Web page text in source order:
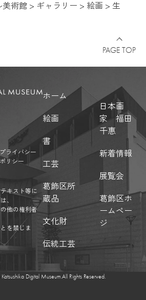
美術館 > ギャラリー > 絵画 > 生
PAGE TOP
プライバシー
ポリシー
キスト等に
、
他の権利者
を禁じま
ホーム
絵画
書
工芸
葛飾区所
蔵品
文化財
伝統工芸
日本画
家 福田
千惠
新着情報
展覧会
葛飾区ホ
ームペー
ジ
Digital Museum.All Rights Reserved.